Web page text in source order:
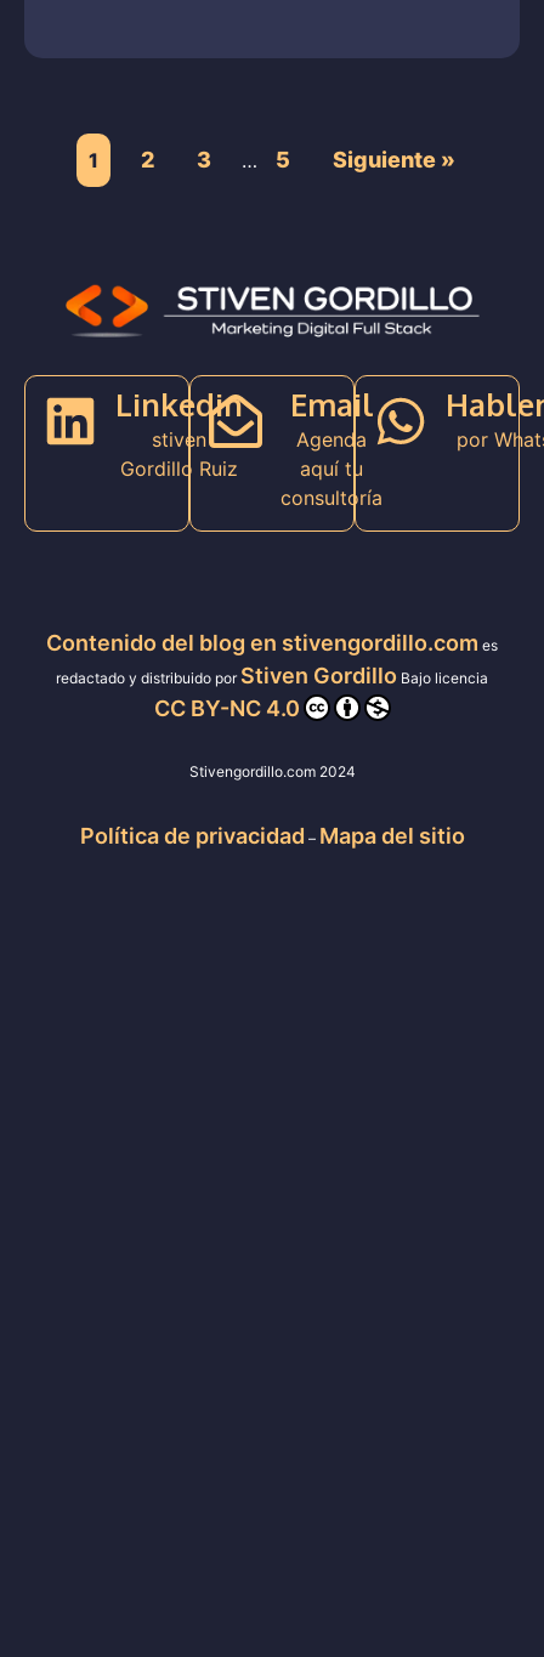
1 2 3 … 5 Siguiente »
Linkedin
stiven
Gordillo Ruiz
Email
Agenda
aquí tu
consultoría
por
Contenido del blog en stivengordillo.com es
redactado y distribuido por Stiven Gordillo Bajo licencia
CC BY-NC 4.0
Stivengordillo.com 2024
Política de privacidad – Mapa del sitio